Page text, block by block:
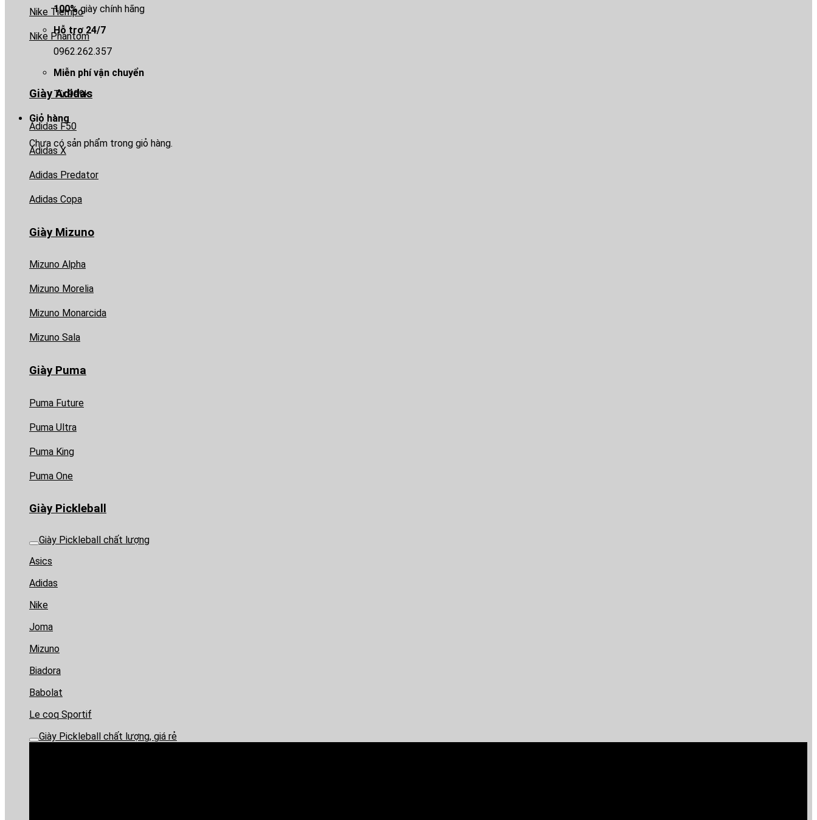
100%giày chính hãng
Hỗ trợ 24/7
0962.262.357
Miễn phí vận chuyển
Từ 999k
Giỏ hàng
Chưa có sản phẩm trong giỏ hàng.
Nike Tiempo
Nike Phantom
Giày Adidas
Adidas F50
Adidas X
Adidas Predator
Adidas Copa
Giày Mizuno
Mizuno Alpha
Mizuno Morelia
Mizuno Monarcida
Mizuno Sala
Giày Puma
Puma Future
Puma Ultra
Puma King
Puma One
Giày Pickleball
Giày Pickleball chất lượng
Asics
Adidas
Nike
Joma
Mizuno
Biadora
Babolat
Le coq Sportif
Giày Pickleball chất lượng, giá rẻ